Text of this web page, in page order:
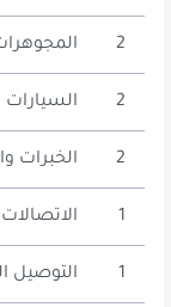
2
السيارات 2
الخبرات 2
التوصيل